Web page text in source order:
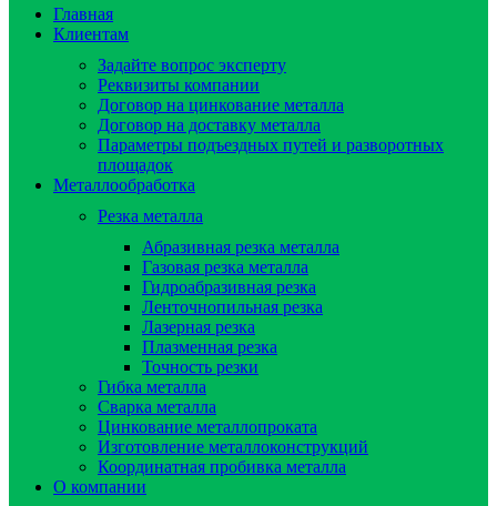
Главная
Клиентам
Задайте вопрос эксперту
Реквизиты компании
Договор на цинкование металла
Договор на доставку металла
Параметры подъездных путей и разворотных
площадок
Металлообработка
Резка металла
Абразивная резка металла
Газовая резка металла
Гидроaбразивная резка
Ленточнопильная резка
Лазерная резка
Плазменная резка
Точность резки
Гибка металла
Сварка металла
Цинкование металлопроката
Изготовление металлоконструкций
Координатная пробивка металла
О компании